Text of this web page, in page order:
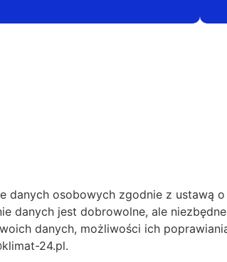
danych osobowych zgodnie z ustawą
danych jest dobrowolne, ale
danych, możliwości ich
24.pl.